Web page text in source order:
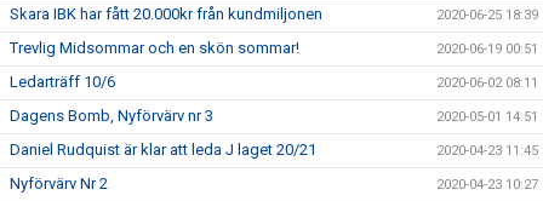
Skara IBK har fått 20.000kr från kundmiljonen 2020-06-25 18:39
Trevlig Midsommar och en skön sommar! 2020-06-19 00:51
Ledarträff 10/6 2020-06-02 08:11
Dagens Bomb, Nyförvärv nr 3 2020-05-01 14:51
Daniel Rudquist är klar att leda J laget 20/21 2020-04-23 11:45
Nyförvärv Nr 2 2020-04-23 10:27